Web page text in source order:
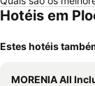
Hotéis em
Estes hotéis
MORENIA All